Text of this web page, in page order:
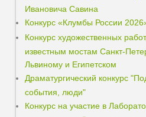
Ивановича Савина
Конкурс «Клумбы России
Конкурс художественных
известным мостам Санкт-
Львиному и Египетском
Драматургический конкурс
события, люди"
Конкурс на участие в